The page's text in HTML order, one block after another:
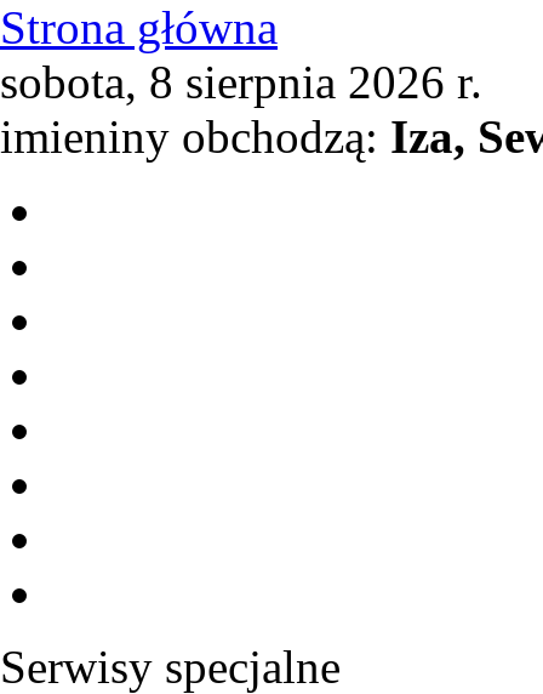
Strona główna
sobota, 8 sierpnia 2026 r.
imieniny obchodzą: Iza,
Serwisy specjalne